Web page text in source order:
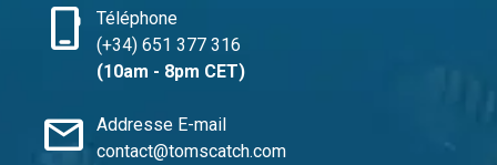
phone_iphone
Téléphone
(+34) 651 377 316
(10am - 8pm CET)
mail
Addresse E-mail
contact@tomscatch.com